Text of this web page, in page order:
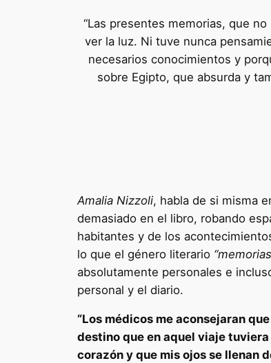
“Las presentes memorias, que
ver la luz. Ni tuve nunca
necesarios conocimientos y
sobre Egipto, que absurda y
Amalia Nizzoli, habla de si misma
demasiado en el libro, robando
habitantes y de los
lo que el género literario
absolutamente personales e
personal y el diario.
“Los médicos me aconsejaran
destino que en aquel viaje
corazón y que mis ojos se llenan